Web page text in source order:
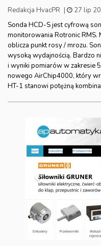
Redakcja HvacPR |
27 lip
Sonda HCD-S jest cyfrową
monitorowania Rotronic
oblicza punkt rosy / mrozu.
wysoką wydajnością. Bardzo
i wyniki pomiarów w zakresie
nowego AirChip4000, który
HT-1 stanowi potężną